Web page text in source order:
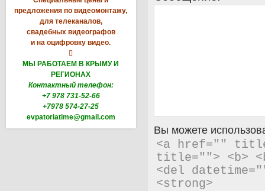
предложения по видеомонтажу,
для телеканалов,
свадебных видеографов
и на оцифровку видео.

МЫ РАБОТАЕМ В КРЫМУ И
РЕГИОНАХ
Контактный телефон:
+7 978 731-52-66
+7978 574-27-25
evpatoriatime@gmail.com
Вы можете
<a href=""
title=""> <b>
<del
<strong>